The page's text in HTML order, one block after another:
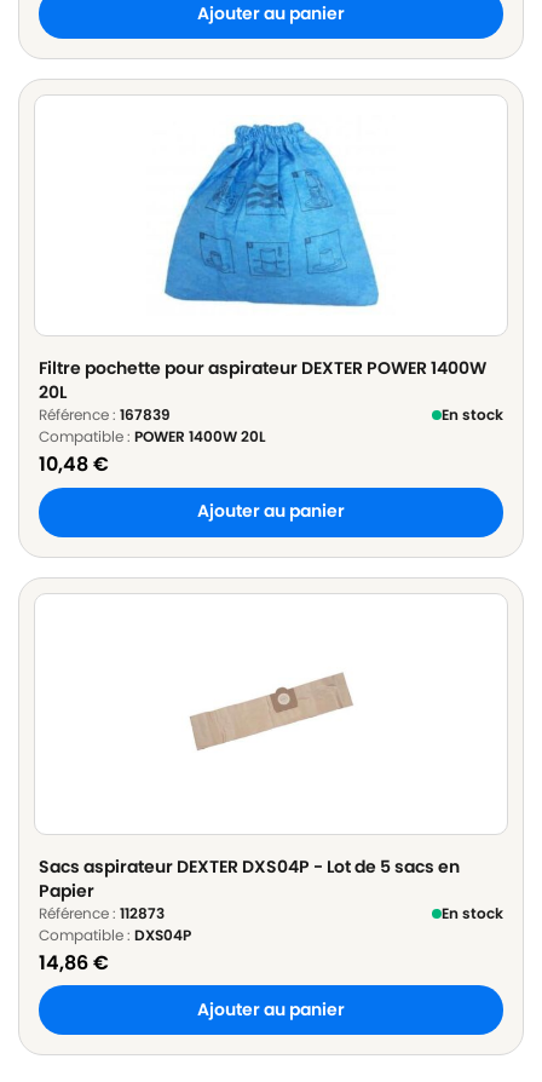
Ajouter au panier
Filtre pochette pour aspirateur DEXTER POWER 1400W
20L
Référence : 167839
En stock
Compatible : POWER 1400W 20L
10,48€
Ajouter au panier
Sacs aspirateur DEXTER DXS04P - Lot de 5 sacs en
Papier
Référence : 112873
En stock
Compatible : DXS04P
14,86€
Ajouter au panier